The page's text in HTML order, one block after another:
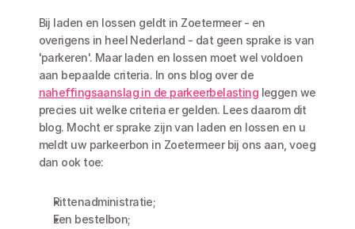
Bij laden en lossen geldt in Zoetermeer - en
overigens in heel Nederland - dat geen sprake is van
'parkeren'. Maar laden en lossen moet wel voldoen
naheffingsaanslag in de parkeerbelasting leggen we
precies uit welke criteria er gelden. Lees daarom dit
blog. Mocht er sprake zijn van laden en lossen en u
meldt uw parkeerbon in Zoetermeer bij ons aan, voeg
dan ook toe:
Rittenadministratie;
Een bestelbon;